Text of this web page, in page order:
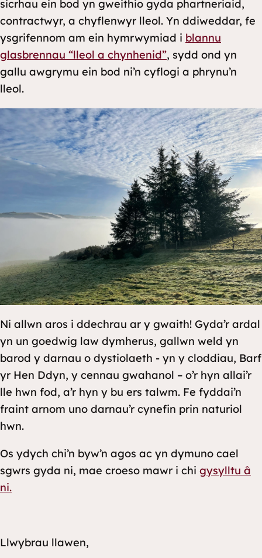
sicrhau ein bod yn gweithio gyda phartneriaid,
contractwyr, a chyflenwyr lleol. Yn ddiweddar, fe
ysgrifennom am ein hymrwymiad i blannu
glasbrennau “lleol a chynhenid”, sydd ond yn
gallu awgrymu ein bod ni’n cyflogi a phrynu’n
lleol.
Ni allwn aros i ddechrau ar y gwaith! Gyda’r ardal
yn un goedwig law dymherus, gallwn weld yn
barod y darnau o dystiolaeth - yn y cloddiau, Barf
yr Hen Ddyn, y cennau gwahanol – o’r hyn allai’r
lle hwn fod, a’r hyn y bu ers talwm. Fe fyddai’n
fraint arnom uno darnau’r cynefin prin naturiol
hwn.
Os ydych chi’n byw’n agos ac yn dymuno cael
sgwrs gyda ni, mae croeso mawr i chi gysylltu â
ni.
Llwybrau llawen,